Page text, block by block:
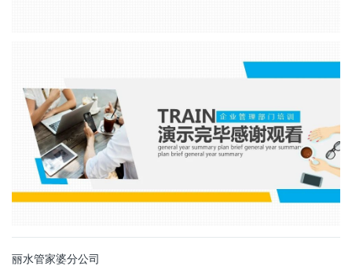
丽水管家婆分公司